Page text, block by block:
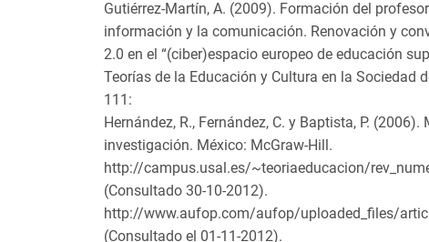
Gutiérrez-Martín, A. (2009). Formación del
información y la comunicación. Renovación y
2.0 en el “(ciber)espacio europeo de educación
Teorías de la Educación y Cultura en la Sociedad
111:
Hernández, R., Fernández, C. y Baptista, P.
investigación. México: McGraw-Hill.
http://campus.usal.es/~teoriaeducacion/
(Consultado 30-10-2012).
http://www.aufop.com/aufop/uploaded_files/
(Consultado el 01-11-2012).